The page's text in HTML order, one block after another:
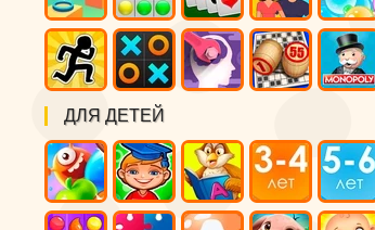
ДЛЯ ДЕТЕЙ